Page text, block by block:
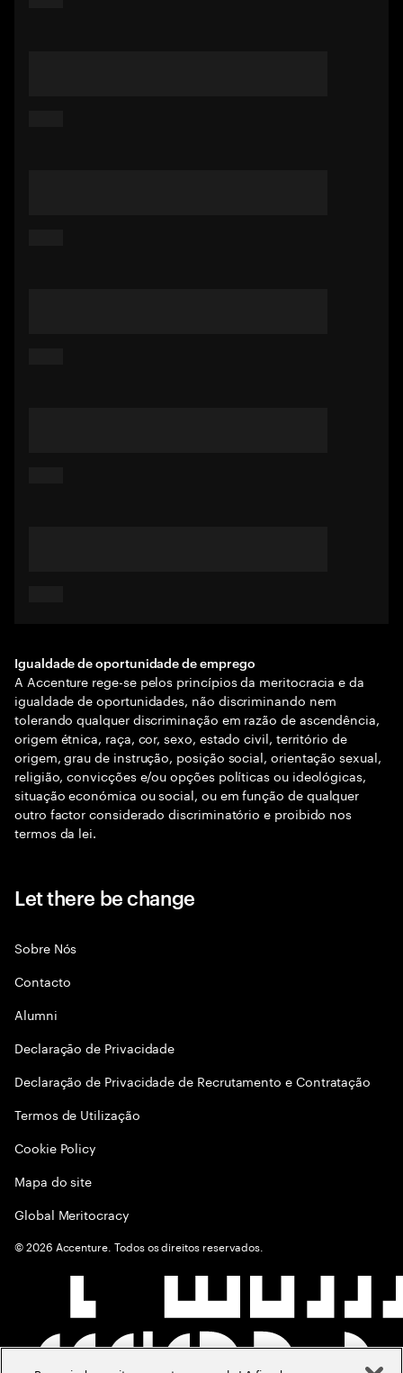
Igualdade de oportunidade de emprego
A Accenture rege-se pelos princípios da meritocracia e da
igualdade de oportunidades, não discriminando nem
tolerando qualquer discriminação em razão de ascendência,
origem étnica, raça, cor, sexo, estado civil, território de
origem, grau de instrução, posição social, orientação sexual,
religião, convicções e/ou opções políticas ou ideológicas,
situação económica ou social, ou em função de qualquer
outro factor considerado discriminatório e proibido nos
termos da lei.
Let there be change
Sobre Nós
Contacto
Alumni
Declaraçāo de Privacidade
Declaração de Privacidade de Recrutamento e Contratação
Termos de Utilização
Cookie Policy
Mapa do site
Global Meritocracy
©2026 Accenture. Todos os direitos reservados.